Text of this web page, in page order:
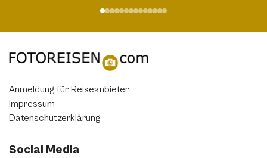
Anmeldung für Reiseanbieter
Impressum
Datenschutzerklärung
Social Media